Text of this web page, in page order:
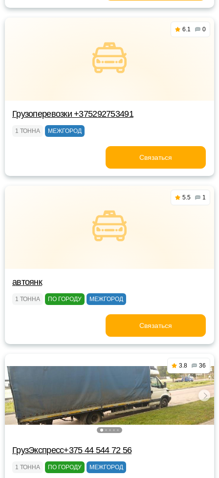
6.1 0
Грузоперевозки +375292753491
1 ТОННА МЕЖГОРОД
Связаться
5.5 1
автоянк
1 ТОННА ПО ГОРОДУ МЕЖГОРОД
Связаться
3.8 36
ГрузЭкспресс+375 44 544 72 56
1 ТОННА ПО ГОРОДУ МЕЖГОРОД